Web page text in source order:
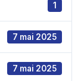
1
7 mai 2025
7 mai 2025